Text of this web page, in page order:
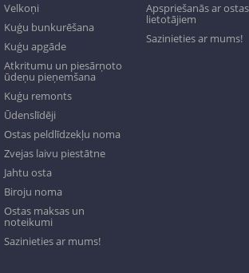
Velkoņi
Kuģu bunkurēšana
Kuģu apgāde
Atkritumu un piesārņoto
ūdeņu pieņemšana
Kuģu remonts
Ūdenslīdēji
Ostas peldlīdzekļu noma
Zvejas laivu piestātne
Jahtu osta
Biroju noma
Ostas maksas un
noteikumi
Sazinieties ar mums!
Apspriešanās ar ostas
lietotājiem
Sazinieties ar mums!